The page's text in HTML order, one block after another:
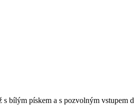
s bílým pískem a s pozvolným vstupem